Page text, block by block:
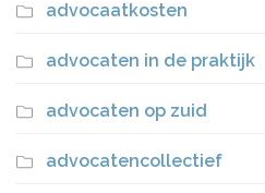
advocaatkosten
advocaten in de praktijk
advocaten op zuid
advocatencollectief